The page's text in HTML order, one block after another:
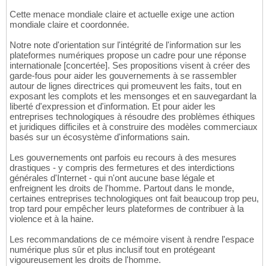
Cette menace mondiale claire et actuelle exige une action
mondiale claire et coordonnée.
Notre note d'orientation sur l'intégrité de l'information sur les
plateformes numériques propose un cadre pour une réponse
internationale [concertée]. Ses propositions visent à créer des
garde-fous pour aider les gouvernements à se rassembler
autour de lignes directrices qui promeuvent les faits, tout en
exposant les complots et les mensonges et en sauvegardant la
liberté d'expression et d'information. Et pour aider les
entreprises technologiques à résoudre des problèmes éthiques
et juridiques difficiles et à construire des modèles commerciaux
basés sur un écosystème d'informations sain.
Les gouvernements ont parfois eu recours à des mesures
drastiques - y compris des fermetures et des interdictions
générales d'Internet - qui n'ont aucune base légale et
enfreignent les droits de l'homme. Partout dans le monde,
certaines entreprises technologiques ont fait beaucoup trop peu,
trop tard pour empêcher leurs plateformes de contribuer à la
violence et à la haine.
Les recommandations de ce mémoire visent à rendre l'espace
numérique plus sûr et plus inclusif tout en protégeant
vigoureusement les droits de l'homme.